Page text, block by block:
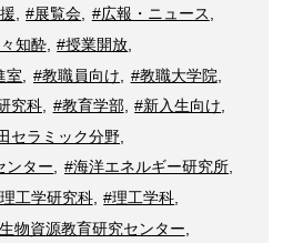
, #展覧会, #広報・ニュース,
知酔, #授業開放
室
#教職員向け #教職大学院
究科, #教育学部, #新入生向け
セラミック分野,
ンター, #海洋エネルギー研究所,
工学研究科, #理工学科
物資源教育研究センター